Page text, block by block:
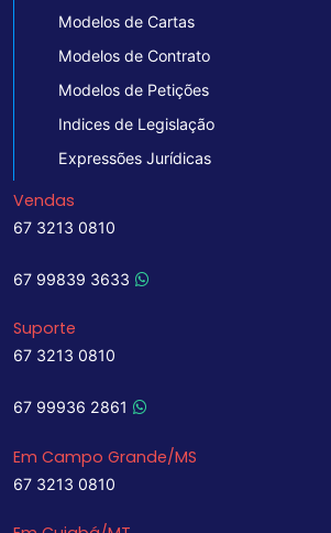
Modelos de Cartas
Modelos de Contrato
Modelos de Petições
Indices de Legislação
Expressões Jurídicas
Vendas
67 3213 0810
67 99839 3633
Suporte
67 3213 0810
67 99936 2861
Em Campo Grande/MS
67 3213 0810